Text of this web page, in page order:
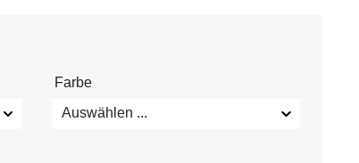
Farbe
Auswählen ...